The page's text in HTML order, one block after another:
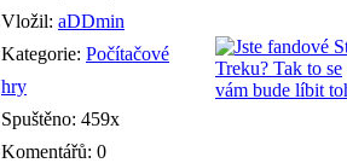
Vložil: aDDmin
Kategorie: Počítačové
hry
Spuštěno: 459x
Komentářů: 0